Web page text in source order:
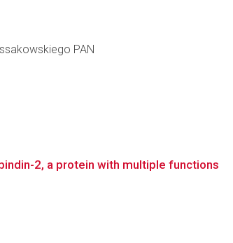
PAN
2, a protein with multiple functions